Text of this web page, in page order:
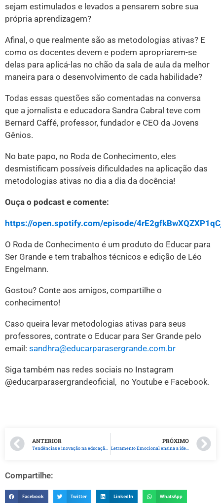
sejam estimulados e levados a pensarem sobre sua
própria aprendizagem?
Afinal, o que realmente são as metodologias ativas? E
como os docentes devem e podem apropriarem-se
delas para aplicá-las no chão da sala de aula da melhor
maneira para o desenvolvimento de cada habilidade?
Todas essas questões são comentadas na conversa
que a jornalista e educadora Sandra Cabral teve com
Bernard Caffé, professor, fundador e CEO da Jovens
Gênios.
No bate papo, no Roda de Conhecimento, eles
desmistificam possíveis dificuldades na aplicação das
metodologias ativas no dia a dia da docência!
Ouça o podcast e comente:
https://open.spotify.com/episode/
O Roda de Conhecimento é um produto do Educar para
Ser Grande e tem trabalhos técnicos e edição de Léo
Engelmann.
Gostou? Conte aos amigos, compartilhe o
conhecimento!
Caso queira levar metodologias ativas para seus
professores, contrate o Educar para Ser Grande pelo
email: sandhra@educarparasergrande.com.br
Siga também nas redes sociais no Instagram
@educarparasergrandeoficial, no Youtube e Facebook.
ANTERIOR
Tendências e inovação na educação no pós-pandemia são trazidas para a Bett Brasil 2022
PRÓXIMO
Letramento Emocional ensina a identificar, acolher e a ressignificar sentimentos, visando o autoconhecimento e autoestima
Compartilhe:
Facebook Twitter LinkedIn WhatsApp